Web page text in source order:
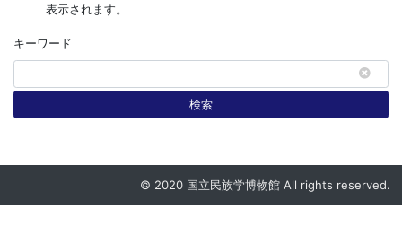
表示されます。
キーワード
検索
© 2020 国立民族学博物館 All rights reserved.